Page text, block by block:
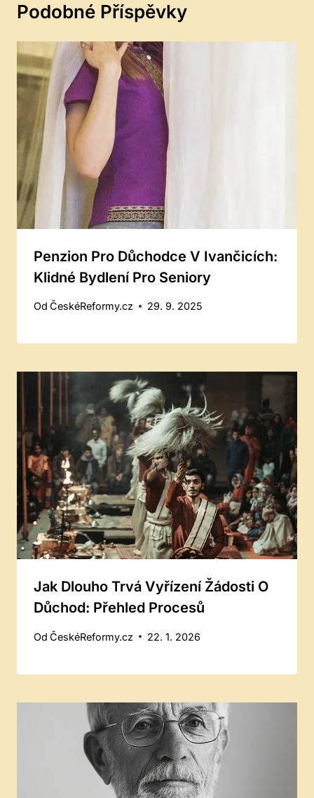
Podobné Příspěvky
Penzion Pro Důchodce V Ivančicích:
Klidné Bydlení Pro Seniory
Od ČeskéReformy.cz 29. 9. 2025
Jak Dlouho Trvá Vyřízení Žádosti O
Důchod: Přehled Procesů
Od ČeskéReformy.cz 22. 1. 2026